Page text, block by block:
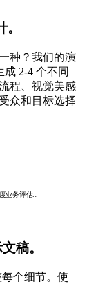
种？我们的演
2-4 个不同
程、视觉美感
众和目标选择
业务评估...
稿。
个细节。使